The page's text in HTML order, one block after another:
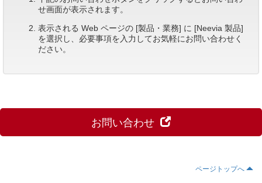
せ画面が表示されます。
表示される Web ページの [製品・業務] に [Neevia 製品]
を選択し、必要事項を入力してお気軽にお問い合わせく
ださい。
お問い合わせ
ページトップへ